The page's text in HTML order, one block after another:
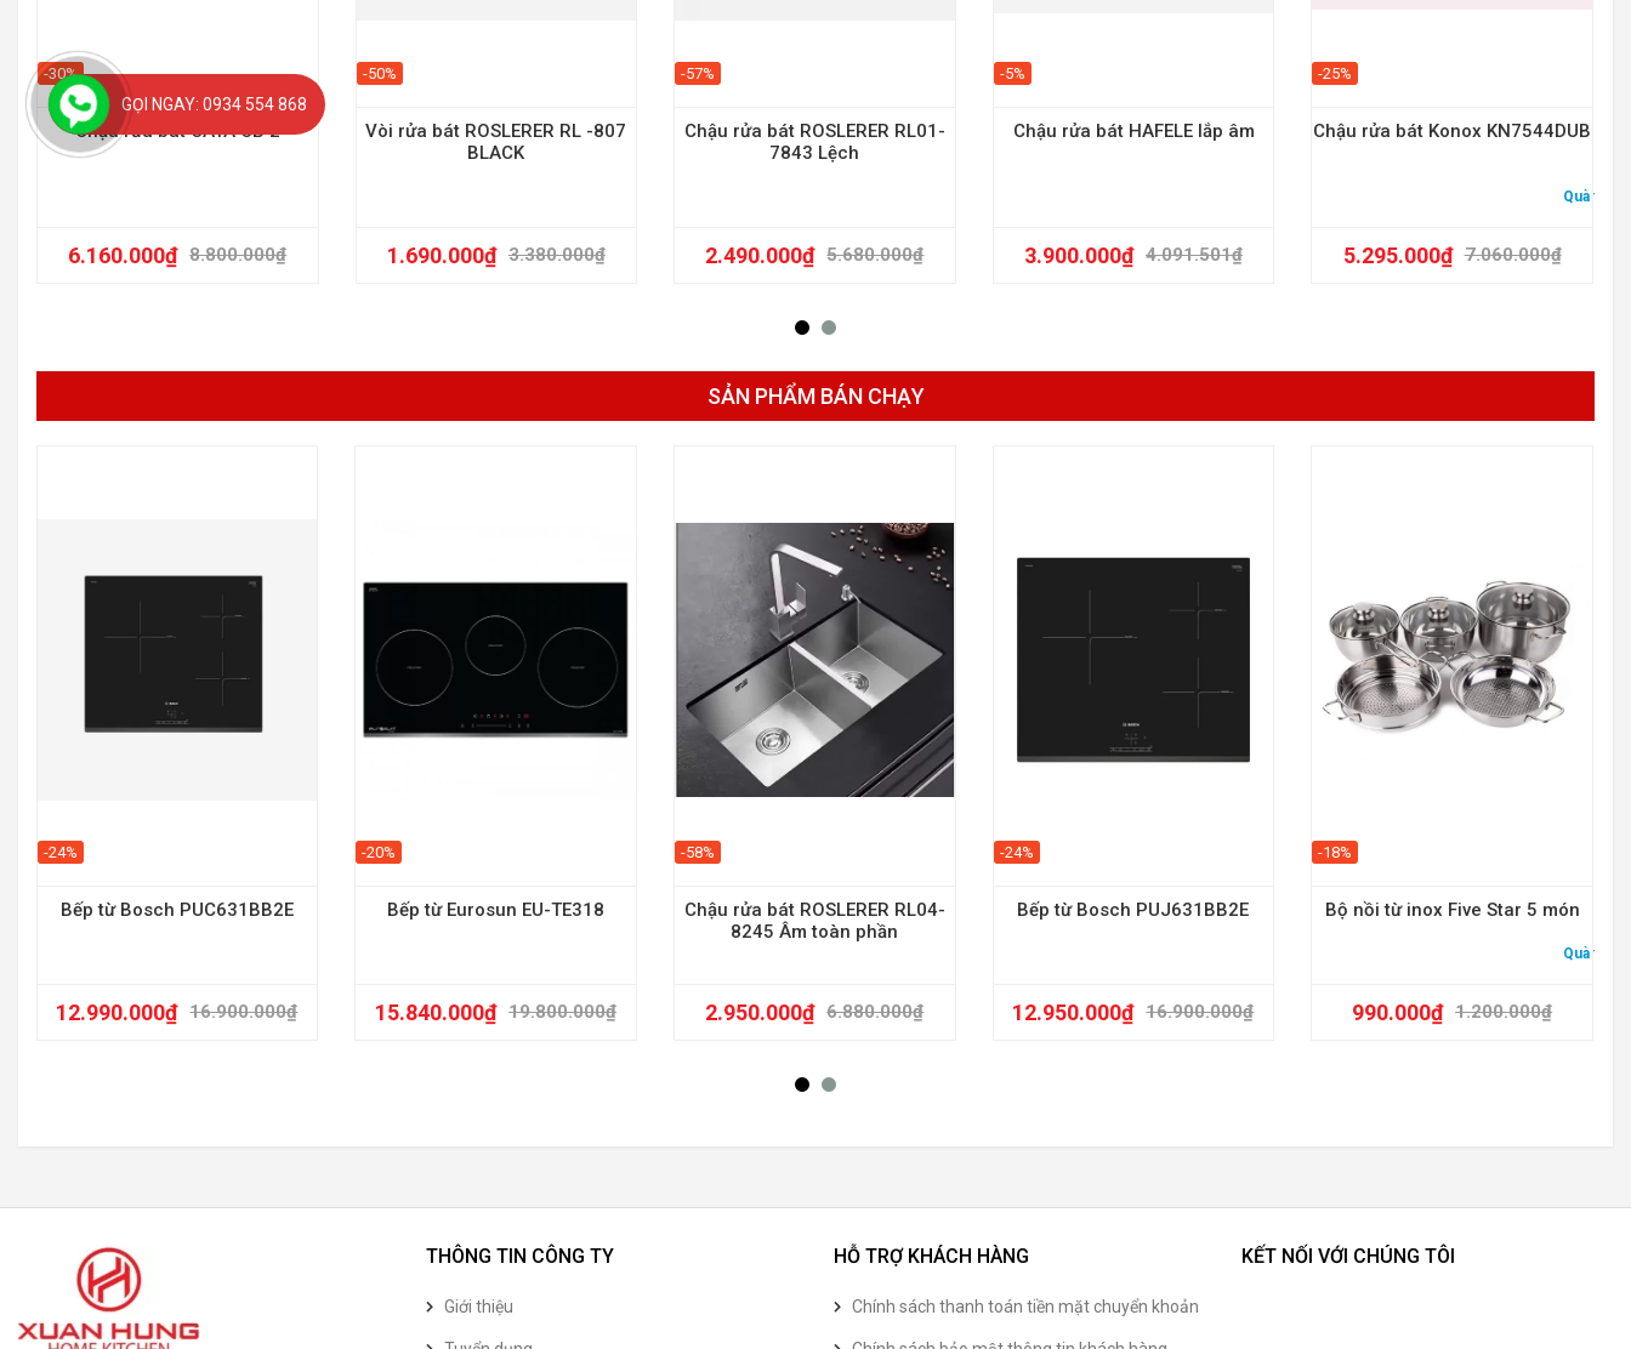
-30%
Chậu rửa bát CATA CB 2
8.800.000₫
6.160.000₫
-50%
Vòi rửa bát ROSLERER RL -807
BLACK
3.380.000₫
1.690.000₫
-57%
Chậu rửa bát ROSLERER RL01-
7843 Lệch
5.680.000₫
2.490.000₫
-5%
Chậu rửa bát HAFELE lắp âm
4.091.501₫
3.900.000₫
-25%
Chậu rửa bát Konox KN7544DUB
7.060.000₫
5.295.000₫
Quà tặng:
SẢN PHẨM BÁN CHẠY
-24%
Bếp từ Bosch PUC631BB2E
16.900.000₫
12.990.000₫
-20%
Bếp từ Eurosun EU-TE318
19.800.000₫
15.840.000₫
-58%
Chậu rửa bát ROSLERER RL04-
8245 Âm toàn phần
6.880.000₫
2.950.000₫
-24%
Bếp từ Bosch PUJ631BB2E
16.900.000₫
12.950.000₫
-18%
Bộ nồi từ inox Five Star 5 món
1.200.000₫
990.000₫
Quà tặng:
THÔNG TIN CÔNG TY
Giới thiệu
HỖ TRỢ KHÁCH HÀNG
Chính sách thanh toán tiền mặt chuyển khoản
KẾT NỐI VỚI CHÚNG TÔI
GỌI NGAY: 0934 554 868